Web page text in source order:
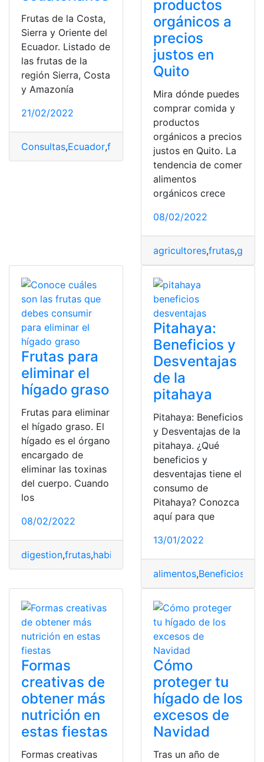
Frutas de la Costa,
Sierra y Oriente del
Ecuador. Listado de
las frutas de la
región Sierra, Costa
y Amazonía
21/02/2022
Consultas,Ecuador,frutas frutitas,top2
productos
orgánicos a
precios
justos en
Quito
Mira dónde puedes
comprar comida y
productos
orgánicos a precios
justos en Quito. La
tendencia de comer
alimentos
orgánicos crece
08/02/2022
agricultores,frutas,
Frutas para
eliminar el
hígado graso
Frutas para eliminar
el hígado graso. El
hígado es el órgano
encargado de
eliminar las toxinas
del cuerpo. Cuando
los
08/02/2022
digestion,frutas,habitos alimenticios
Pitahaya:
Beneficios y
Desventajas
de la
pitahaya
Pitahaya: Beneficios
y Desventajas de la
pitahaya. ¿Qué
beneficios y
desventajas tiene el
consumo de
Pitahaya? Conozca
aquí para que
13/01/2022
alimentos,Beneficios
Formas
creativas de
obtener más
nutrición en
estas fiestas
Formas creativas
Cómo
proteger tu
hígado de los
excesos de
Navidad
Tras un año de